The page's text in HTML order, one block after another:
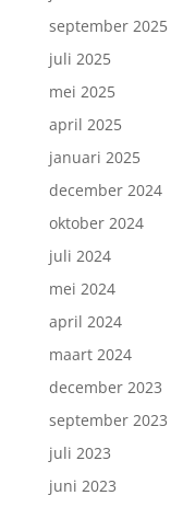
september 2025
juli 2025
mei 2025
april 2025
januari 2025
december 2024
oktober 2024
juli 2024
mei 2024
april 2024
maart 2024
december 2023
september 2023
juli 2023
juni 2023